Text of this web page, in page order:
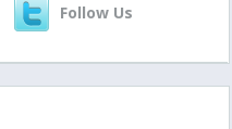
Follow Us